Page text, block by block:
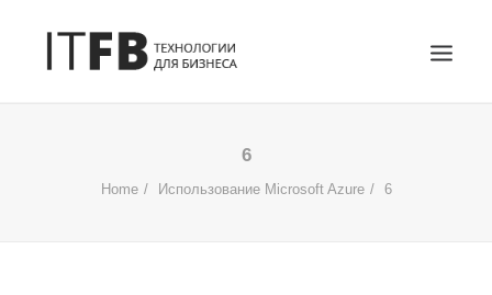
DEVOPS
6
Home Использование Microsoft Azure 6